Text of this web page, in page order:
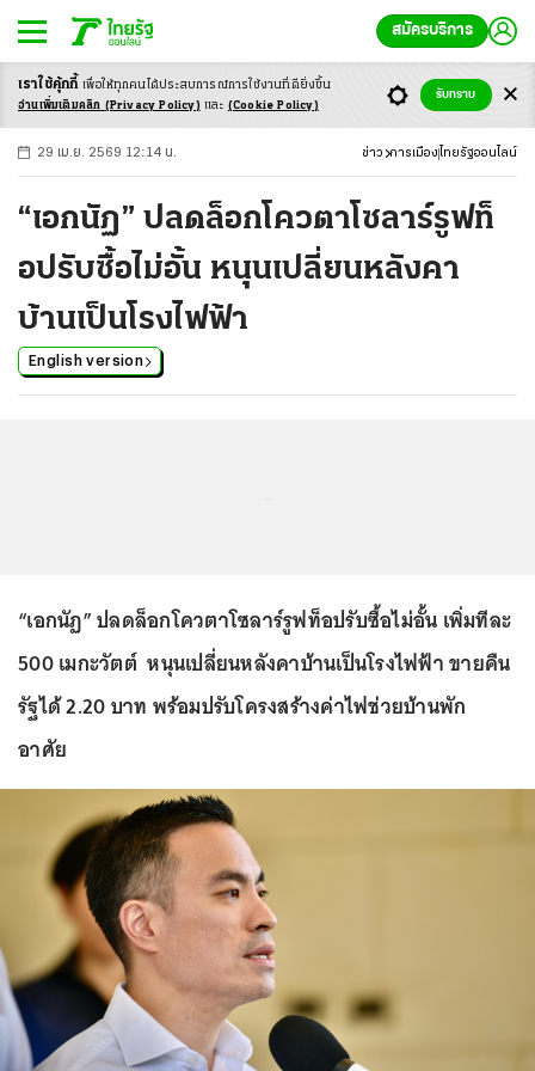
สมัครบริการ
-ก ก ก+
29 เม.ย. 2569 12:14 น. ข่าว การเมือง ไทยรัฐออนไลน์
“เอกนัฏ” ปลดล็อกโควตาโซลาร์รูฟท็
อปรับซื้อไม่อั้น หนุนเปลี่ยนหลังคา
บ้านเป็นโรงไฟฟ้า
English version
“เอกนัฏ” ปลดล็อกโควตาโซลาร์รูฟท็อปรับซื้อไม่อั้น เพิ่มทีละ
500 เมกะวัตต์ หนุนเปลี่ยนหลังคาบ้านเป็นโรงไฟฟ้า ขายคืน
รัฐได้ 2.20 บาท พร้อมปรับโครงสร้างค่าไฟช่วยบ้านพัก
อาศัย
เราใช้คุ้กกี้ เพื่อให้ทุกคนได้ประสบการณ์การใช้งานที่ดียิ่งขึ้น
อ่านเพิ่มเติมคลิก (Privacy Policy) และ (Cookie Policy)
รับทราบ